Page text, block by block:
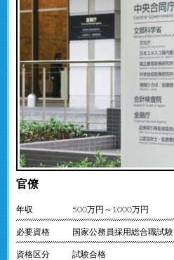
官僚
年収 500万円～1000万円
必要資格 国家公務員採用総合職試験
資格区分 試験合格